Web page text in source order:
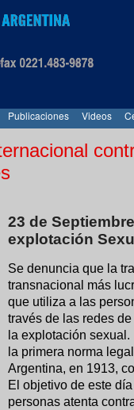
Publicaciones Videos
23 de
explotación
Se denuncia que la
transnacional más
que utiliza a las
través de las redes
la explotación
la primera norma
Argentina, en 1913,
El objetivo de este
personas atenta